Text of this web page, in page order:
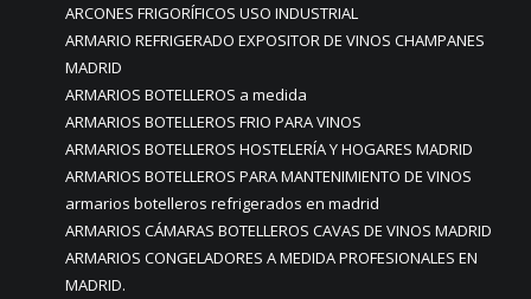
ARCONES FRIGORÍFICOS USO INDUSTRIAL
ARMARIO REFRIGERADO EXPOSITOR DE VINOS CHAMPANES
MADRID
ARMARIOS BOTELLEROS a medida
ARMARIOS BOTELLEROS FRIO PARA VINOS
ARMARIOS BOTELLEROS HOSTELERÍA Y HOGARES MADRID
ARMARIOS BOTELLEROS PARA MANTENIMIENTO DE VINOS
armarios botelleros refrigerados en madrid
ARMARIOS CÁMARAS BOTELLEROS CAVAS DE VINOS MADRID
ARMARIOS CONGELADORES A MEDIDA PROFESIONALES EN
MADRID.